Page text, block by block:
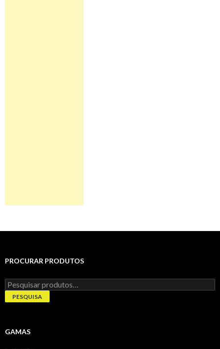
PROCURAR PRODUTOS
Pesquisar
por:
PESQUISA
GAMAS